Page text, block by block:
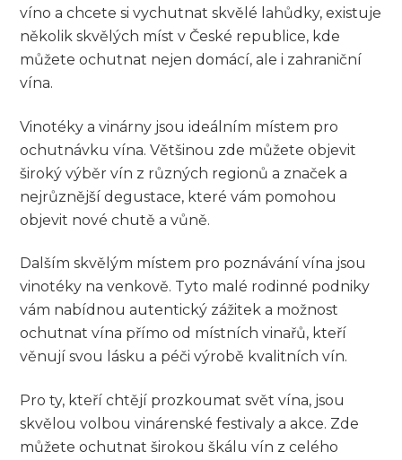
víno a chcete si vychutnat skvělé lahůdky, existuje
několik skvělých míst v České republice, kde
můžete ochutnat nejen domácí, ale i zahraniční
vína.
Vinotéky a vinárny jsou ideálním místem pro
ochutnávku vína. Většinou zde můžete objevit
široký výběr vín z různých regionů a značek a
nejrůznější degustace, které vám pomohou
objevit nové chutě a vůně.
Dalším skvělým místem pro poznávání vína jsou
vinotéky na venkově. Tyto malé rodinné podniky
vám nabídnou autentický zážitek a možnost
ochutnat vína přímo od místních vinařů, kteří
věnují svou lásku a péči výrobě kvalitních vín.
Pro ty, kteří chtějí prozkoumat svět vína, jsou
skvělou volbou vinárenské festivaly a akce. Zde
můžete ochutnat širokou škálu vín z celého